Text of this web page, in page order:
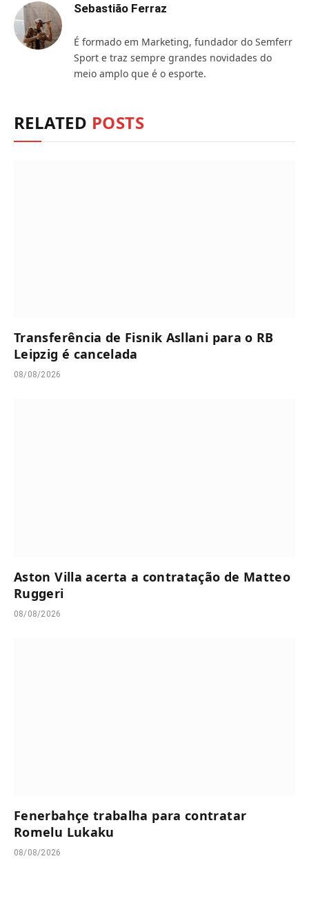
Sebastião Ferraz
É formado em Marketing, fundador do Semferr
Sport e traz sempre grandes novidades do
meio amplo que é o esporte.
RELATED POSTS
Transferência de Fisnik Asllani para o RB
Leipzig é cancelada
08/08/2026
Aston Villa acerta a contratação de Matteo
Ruggeri
08/08/2026
Fenerbahçe trabalha para contratar
Romelu Lukaku
08/08/2026